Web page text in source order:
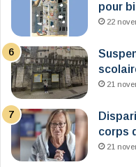
pour
22
21
corps
21